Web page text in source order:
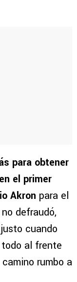
para obtener
el primer
Akron para el
defraudó,
cuando
al frente
rumbo a